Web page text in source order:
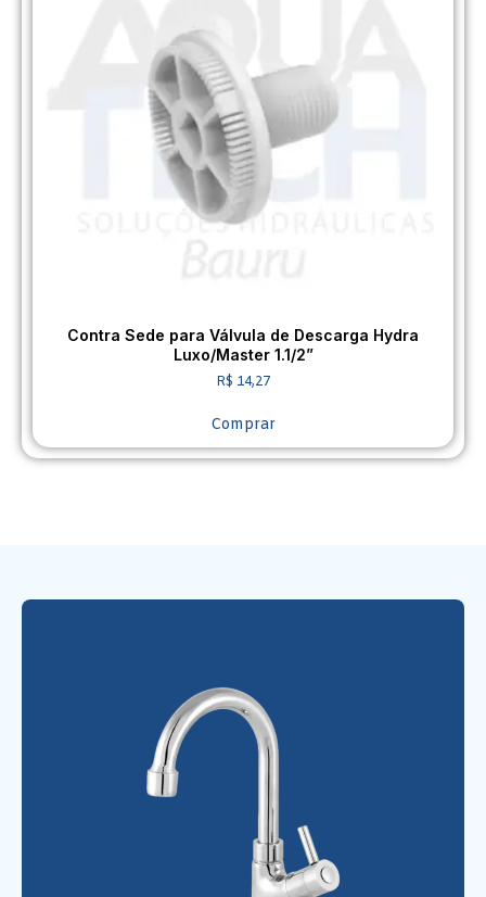
Contra Sede para Válvula de Descarga Hydra
Luxo/Master 1.1/2”
R$ 14,27
Comprar